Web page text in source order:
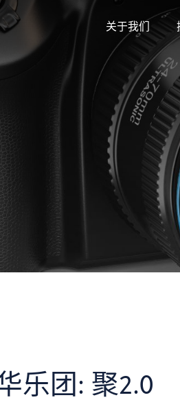
关于我们
乐团: 聚2.0